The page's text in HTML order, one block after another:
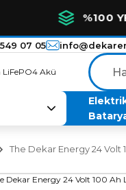
%100 YERLİ
07 05
The Dekar Energy 24 Volt